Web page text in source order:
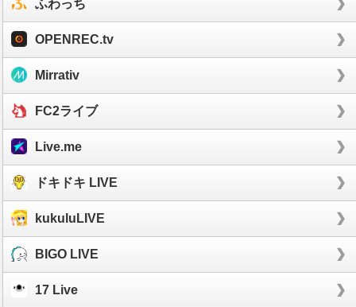
ふわっち
OPENREC.tv
Mirrativ
FC2ライブ
Live.me
ドキドキ LIVE
kukuluLIVE
BIGO LIVE
17 Live